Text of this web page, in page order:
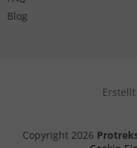
Blog
Copyright 2026